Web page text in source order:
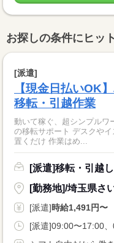
お探しの条件にヒッ
[派遣]
【現金日払いOK
移転・引越作業
動いて稼ぐ、超シンプルワ
の移転サポート デスクや
置くだけ 作業はめ...
[派遣]移転・引越
[勤務地]/埼玉県さ
[派遣]時給1,491円〜
[派遣]09:00〜17:00